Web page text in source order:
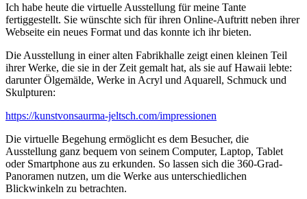
Ich habe heute die virtuelle Ausstellung für meine Tante
fertiggestellt. Sie wünschte sich für ihren Online-Auftritt neben ihrer
Webseite ein neues Format und das konnte ich ihr bieten.
Die Ausstellung in einer alten Fabrikhalle zeigt einen kleinen Teil
ihrer Werke, die sie in der Zeit gemalt hat, als sie auf Hawaii lebte:
darunter Ölgemälde, Werke in Acryl und Aquarell, Schmuck und
Skulpturen:
https://kunstvonsaurma-jeltsch.com/impressionen
Die virtuelle Begehung ermöglicht es dem Besucher, die
Ausstellung ganz bequem von seinem Computer, Laptop, Tablet
oder Smartphone aus zu erkunden. So lassen sich die 360-Grad-
Panoramen nutzen, um die Werke aus unterschiedlichen
Blickwinkeln zu betrachten.